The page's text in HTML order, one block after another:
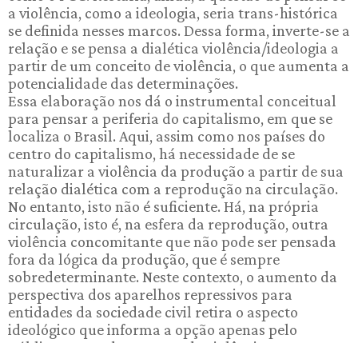
a violência, como a ideologia, seria trans-histórica
se definida nesses marcos. Dessa forma, inverte-se a
relação e se pensa a dialética violência/ideologia a
partir de um conceito de violência, o que aumenta a
potencialidade das determinações.
Essa elaboração nos dá o instrumental conceitual
para pensar a periferia do capitalismo, em que se
localiza o Brasil. Aqui, assim como nos países do
centro do capitalismo, há necessidade de se
naturalizar a violência da produção a partir de sua
relação dialética com a reprodução na circulação.
No entanto, isto não é suficiente. Há, na própria
circulação, isto é, na esfera da reprodução, outra
violência concomitante que não pode ser pensada
fora da lógica da produção, que é sempre
sobredeterminante. Neste contexto, o aumento da
perspectiva dos aparelhos repressivos para
entidades da sociedade civil retira o aspecto
ideológico que informa a opção apenas pelo